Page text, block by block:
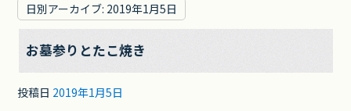
日別アーカイブ: 2019年1月5日
お墓参りとたこ焼き
投稿日 2019年1月5日